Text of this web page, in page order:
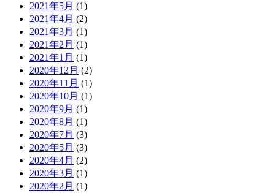
2021年5月 (1)
2021年4月 (2)
2021年3月 (1)
2021年2月 (1)
2021年1月 (1)
2020年12月 (2)
2020年11月 (1)
2020年10月 (1)
2020年9月 (1)
2020年8月 (1)
2020年7月 (3)
2020年5月 (3)
2020年4月 (2)
2020年3月 (1)
2020年2月 (1)